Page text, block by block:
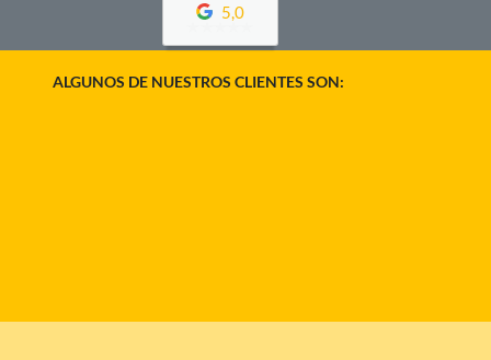
5,0
ALGUNOS DE NUESTROS CLIENTES SON: